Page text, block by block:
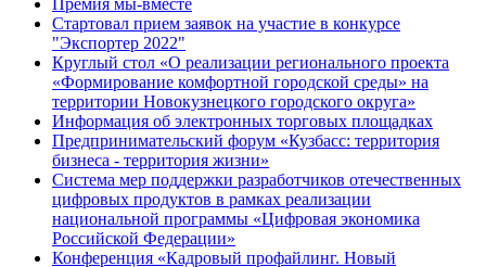
Премия мы-вместе
Стартовал прием заявок на участие в конкурсе
"Экспортер 2022"
Круглый стол «О реализации регионального проекта
«Формирование комфортной городской среды» на
территории Новокузнецкого городского округа»
Информация об электронных торговых площадках
Предпринимательский форум «Кузбасс: территория
бизнеса - территория жизни»
Система мер поддержки разработчиков отечественных
цифровых продуктов в рамках реализации
национальной программы «Цифровая экономика
Российской Федерации»
Конференция «Кадровый профайлинг. Новый